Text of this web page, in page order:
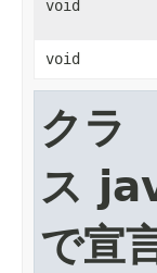
void
void
クラ
ス
で宣